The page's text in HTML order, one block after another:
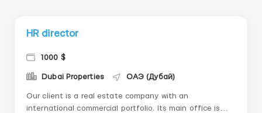
HR director
1000 $
Dubai Properties ОАЭ (Дубай)
Our client is a real estate company with an
international commercial portfolio. Its main office is